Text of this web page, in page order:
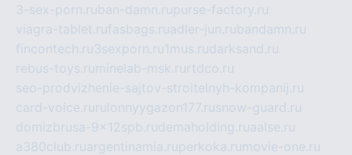
3-sex-porn.ruban-damn.rupurse-factory.ru
viagra-tablet.rufasbags.ruadler-jun.rubandamn.ru
fincontech.ru3sexporn.ru1mus.rudarksand.ru
rebus-toys.ru minelab-msk.ru rtdco.ru
seo-prodvizhenie-sajtov-stroitelnyh-kompanij.ru
card-voice.ru rulonnyygazon177.rusnow-guard.ru
domizbrusa-9x12spb.rudemaholding.ruaalse.ru
a380club.ruargentinamia.ruperkoka.ru movie-one.ru